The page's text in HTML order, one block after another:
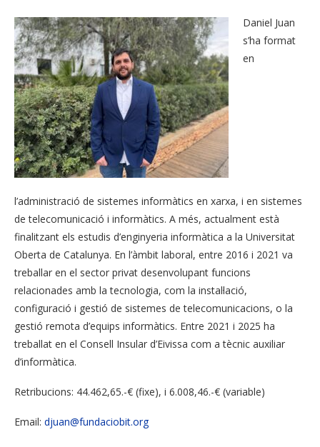
Daniel Juan
s’ha format
en
l’administració de sistemes informàtics en xarxa, i en sistemes
de telecomunicació i informàtics. A més, actualment està
finalitzant els estudis d’enginyeria informàtica a la Universitat
Oberta de Catalunya. En l’àmbit laboral, entre 2016 i 2021 va
treballar en el sector privat desenvolupant funcions
relacionades amb la tecnologia, com la instal·lació,
configuració i gestió de sistemes de telecomunicacions, o la
gestió remota d’equips informàtics. Entre 2021 i 2025 ha
treballat en el Consell Insular d’Eivissa com a tècnic auxiliar
d’informàtica.
Retribucions: 44.462,65.-€ (fixe), i 6.008,46.-€ (variable)
Email: djuan@fundaciobit.org